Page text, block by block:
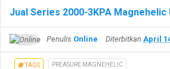
Jual Series 2000-3KPA Magnehelic
Penulis Online Diterbitkan April
TAGS PREASURE MAGNEHELIC